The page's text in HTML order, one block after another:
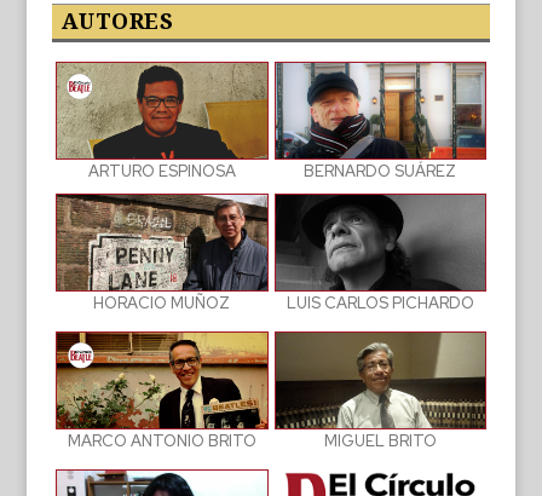
publicaciones
AUTORES
ARTURO ESPINOSA BERNARDO SUÁREZ
HORACIO MUÑOZ LUIS CARLOS PICHARDO
MARCO ANTONIO BRITO MIGUEL BRITO